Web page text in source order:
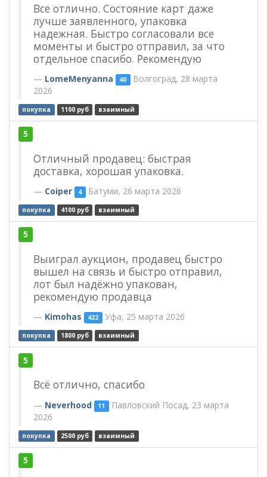
Все отлично. Состояние карт даже
лучше заявленного, упаковка
надежная. Быстро согласовали все
моменты и быстро отправил, за что
отдельное спасибо. Рекомендую
LomeMenyanna 40 Волгоград, 28 марта
2026
покупка 1100 руб взаимный
5
Отличный продавец: быстрая
доставка, хорошая упаковка.
Coiper 4 Батуми, 26 марта 2026
покупка 4100 руб взаимный
5
Выиграл аукцион, продавец быстро
вышел на связь и быстро отправил,
лот был надёжно упакован,
рекомендую продавца
Kimohas 422 Уфа, 25 марта 2026
покупка 1800 руб взаимный
5
Всё отлично, спасибо
Neverhood 11 Павловский Посад, 23 марта
2026
покупка 2500 руб взаимный
5